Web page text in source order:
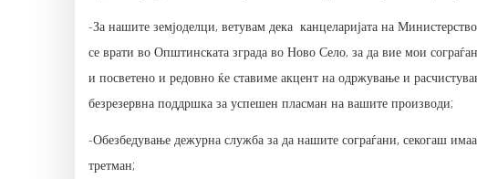
-За нашите земјоделци, ветувам дека канцеларијата на
се врати во Општинската зграда во Ново Село, за да вие мои
и посветено и редовно ќе ставиме акцент на одржување и
безрезервна поддршка за успешен пласман на вашите производи;
-Обезбедување дежурна служба за да нашите сограѓани, секогаш
третман;